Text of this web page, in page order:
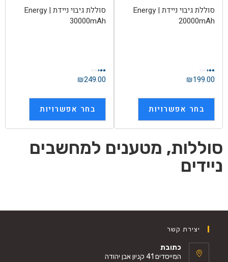
סוללת גיבוי ניידת | Energy
20000mAh
2.50
5
₪199.00
בחר אפשרויות
סוללת גיבוי ניידת | Energy
30000mAh
2.49
5
₪249.00
בחר אפשרויות
סוללות, מטענים למחשבים
ניידים
יצירת קשר
כתובת
המייסדים 41 קניון אבן יהודה